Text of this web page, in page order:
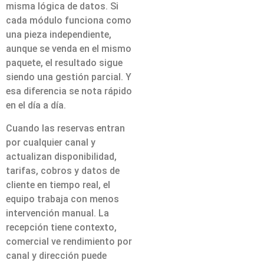
misma lógica de datos. Si
cada módulo funciona como
una pieza independiente,
aunque se venda en el mismo
paquete, el resultado sigue
siendo una gestión parcial. Y
esa diferencia se nota rápido
en el día a día.
Cuando las reservas entran
por cualquier canal y
actualizan disponibilidad,
tarifas, cobros y datos de
cliente en tiempo real, el
equipo trabaja con menos
intervención manual. La
recepción tiene contexto,
comercial ve rendimiento por
canal y dirección puede